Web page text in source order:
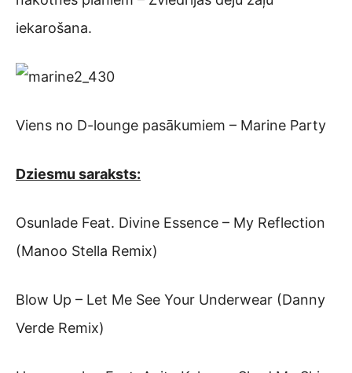
iekarošana.
Viens no D-lounge pasākumiem – Marine Party
Dziesmu saraksts:
Osunlade Feat. Divine Essence – My Reflection
(Manoo Stella Remix)
Blow Up – Let Me See Your Underwear (Danny
Verde Remix)